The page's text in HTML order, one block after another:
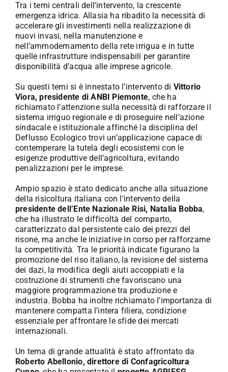
Tra i temi centrali dell’intervento, la crescente
emergenza idrica. Allasia ha ribadito la necessità di
accelerare gli investimenti nella realizzazione di
nuovi invasi, nella manutenzione e
nell’ammodernamento della rete irrigua e in tutte
quelle infrastrutture indispensabili per garantire
disponibilità d’acqua alle imprese agricole.
Su questi temi si è innestato l’intervento di Vittorio
Viora, presidente di ANBI Piemonte, che ha
richiamato l’attenzione sulla necessità di rafforzare il
sistema irriguo regionale e di proseguire nell’azione
sindacale e istituzionale affinché la disciplina del
Deflusso Ecologico trovi un’applicazione capace di
contemperare la tutela degli ecosistemi con le
esigenze produttive dell’agricoltura, evitando
penalizzazioni per le imprese.
Ampio spazio è stato dedicato anche alla situazione
della risicoltura italiana con l’intervento della
presidente dell’Ente Nazionale Risi, Natalia Bobba,
che ha illustrato le difficoltà del comparto,
caratterizzato dal persistente calo dei prezzi del
risone, ma anche le iniziative in corso per rafforzarne
la competitività. Tra le priorità indicate figurano la
promozione del riso italiano, la revisione del sistema
dei dazi, la modifica degli aiuti accoppiati e la
costruzione di strumenti che favoriscano una
maggiore programmazione tra produzione e
industria. Bobba ha inoltre richiamato l’importanza di
mantenere compatta l’intera filiera, condizione
essenziale per affrontare le sfide dei mercati
internazionali.
Un tema di grande attualità è stato affrontato da
Roberto Abellonio, direttore di Confagricoltura